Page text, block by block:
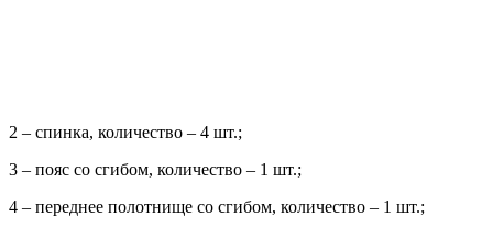
2 – спинка, количество – 4 шт.;
3 – пояс со сгибом, количество – 1 шт.;
4 – переднее полотнище со сгибом, количество – 1 шт.;